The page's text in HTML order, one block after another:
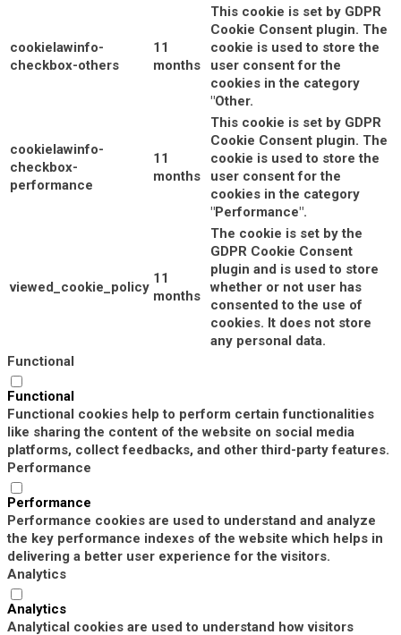
cookielawinfo-
checkbox-others
11
months
This cookie is set by GDPR
Cookie Consent plugin. The
cookie is used to store the
user consent for the
cookies in the category
"Other.
cookielawinfo-
checkbox-
performance
11
months
This cookie is set by GDPR
Cookie Consent plugin. The
cookie is used to store the
user consent for the
cookies in the category
"Performance".
viewed_cookie_policy
11
months
The cookie is set by the
GDPR Cookie Consent
plugin and is used to store
whether or not user has
consented to the use of
cookies. It does not store
any personal data.
Functional
Functional
Functional cookies help to perform certain functionalities
like sharing the content of the website on social media
platforms, collect feedbacks, and other third-party features.
Performance
Performance
Performance cookies are used to understand and analyze
the key performance indexes of the website which helps in
delivering a better user experience for the visitors.
Analytics
Analytics
Analytical cookies are used to understand how visitors